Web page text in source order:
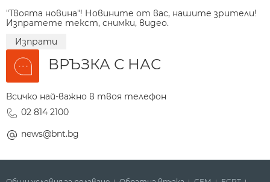
"Твоята новина"! Новините от вас, нашите зрители!
Изпратете текст, снимки, видео.
Изпрати
ВРЪЗКА С НАС
Всичко най-важно в твоя телефон
02 814 2100
news@bnt.bg